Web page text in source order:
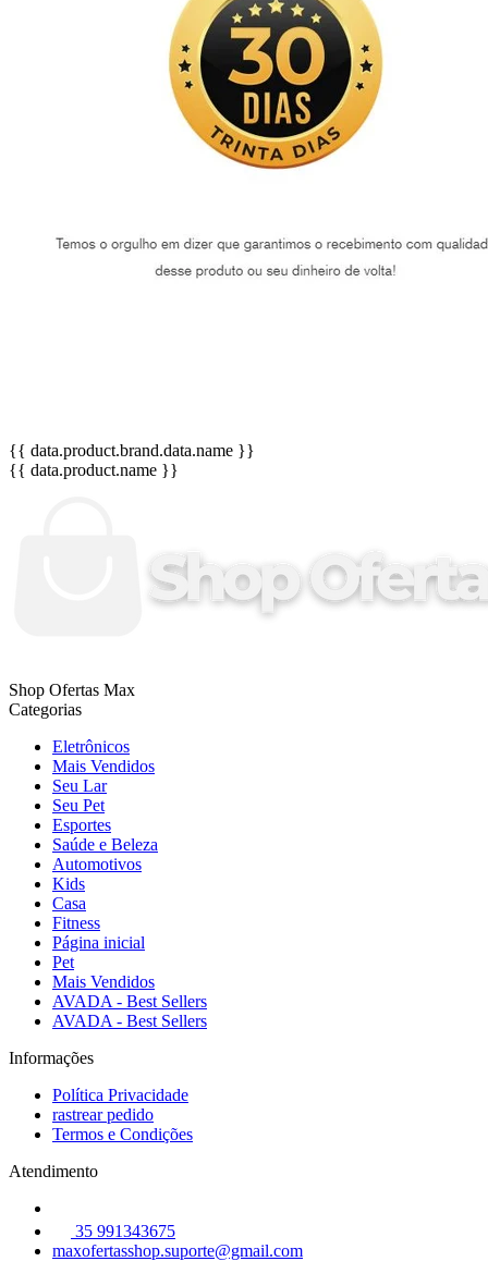
{{ data.product.brand.data.name }}
{{ data.product.name }}
Shop Ofertas Max
Categorias
Eletrônicos
Mais Vendidos
Seu Lar
Seu Pet
Esportes
Saúde e Beleza
Automotivos
Kids
Casa
Fitness
Página inicial
Pet
Mais Vendidos
AVADA - Best Sellers
AVADA - Best Sellers
Informações
Política Privacidade
rastrear pedido
Termos e Condições
Atendimento
35 991343675
maxofertasshop.suporte@gmail.com